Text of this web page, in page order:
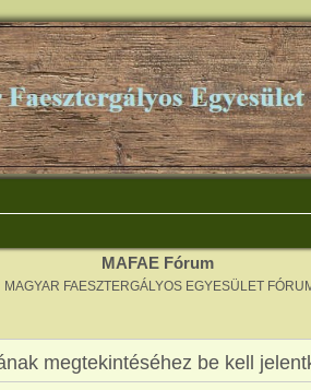
MAFAE Fórum
MAGYAR FAESZTERGÁLYOS EGYESÜLET
megtekintéséhez be kell